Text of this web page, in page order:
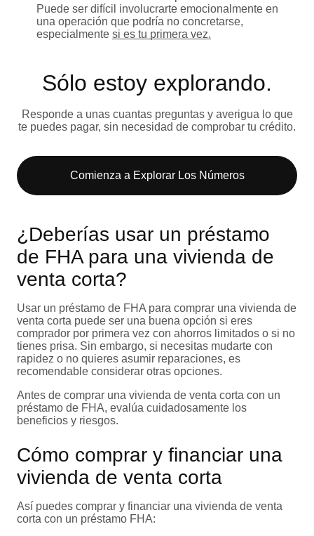
Puede ser difícil involucrarte emocionalmente en
una operación que podría no concretarse,
especialmente si es tu primera vez.
Sólo estoy explorando​.
Responde a unas cuantas preguntas y averigua lo que
te puedes pagar, sin necesidad de comprobar tu crédito.
Comienza a Explorar Los Números​
¿Deberías usar un préstamo
de FHA para una vivienda de
venta corta?
Usar un préstamo de FHA para comprar una vivienda de
venta corta puede ser una buena opción si eres
comprador por primera vez con ahorros limitados o si no
tienes prisa. Sin embargo, si necesitas mudarte con
rapidez o no quieres asumir reparaciones, es
recomendable considerar otras opciones.
Antes de comprar una vivienda de venta corta con un
préstamo de FHA, evalúa cuidadosamente los
beneficios y riesgos.
Cómo comprar y financiar una
vivienda de venta corta
Así puedes comprar y financiar una vivienda de venta
corta con un préstamo FHA: